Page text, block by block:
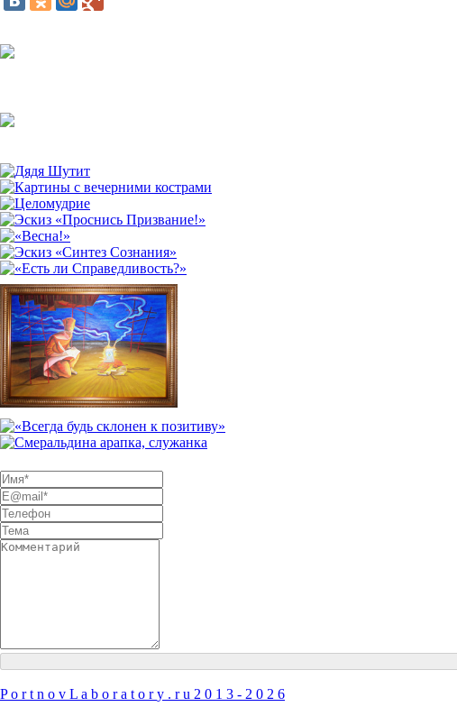
P o r t n o v L a b o r a t o r y . r u 2 0 1 3 - 2 0 2 6